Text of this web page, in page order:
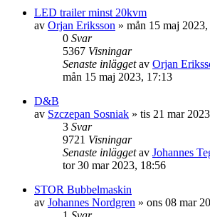
LED trailer minst 20kvm
av Orjan Eriksson » mån 15 maj
0 Svar
5367 Visningar
Senaste inläggetav Orjan
mån 15 maj 2023, 17:13
D&B
av Szczepan Sosniak » tis 21 mar
3 Svar
9721 Visningar
Senaste inläggetav Johannes
tor 30 mar 2023, 18:56
STOR Bubbelmaskin
av Johannes Nordgren » ons 08 mar